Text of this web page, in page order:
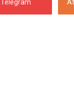
Telegram